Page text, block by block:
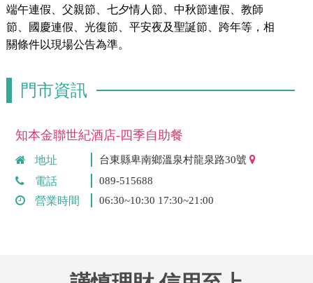
端午連假、父親節、七夕情人節、中秋節連假、教師
節、國慶連假、光復節、平安夜及聖誕節、跨年等，相
關條件以現場公告為準。
門市資訊
知本金聯世紀酒店-四季自助餐
地址 台東縣卑南鄉溫泉村龍泉路30號
電話 089-515688
營業時間 06:30~10:30 17:30~21:00